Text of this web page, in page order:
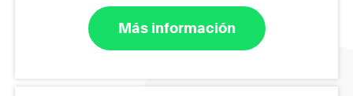
Más información